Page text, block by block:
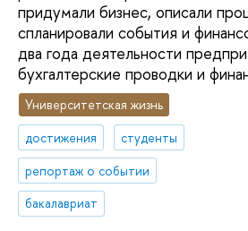
придумали бизнес, описали
спланировали события и
два года деятельности
бухгалтерские проводки и
Университетская жизнь
достижения
студенты
репортаж о событии
бакалавриат